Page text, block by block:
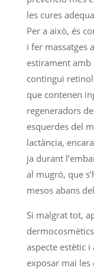
les cures
Per a això, és
i fer massatges
estirament
contingui
que contenen
regeneradors
esquerdes del
lactància,
ja durant
al mugró, que
mesos abans
Si malgrat tot,
aspecte estètic
exposar mai les